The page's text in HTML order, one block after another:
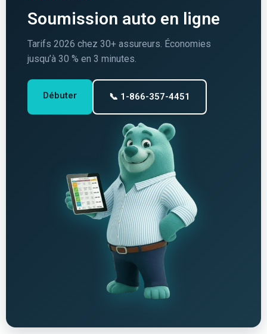
Soumission auto en ligne
Tarifs 2026 chez 30+ assureurs. Économies
jusqu’à 30 % en 3 minutes.
Débuter 📞 1-866-357-4451